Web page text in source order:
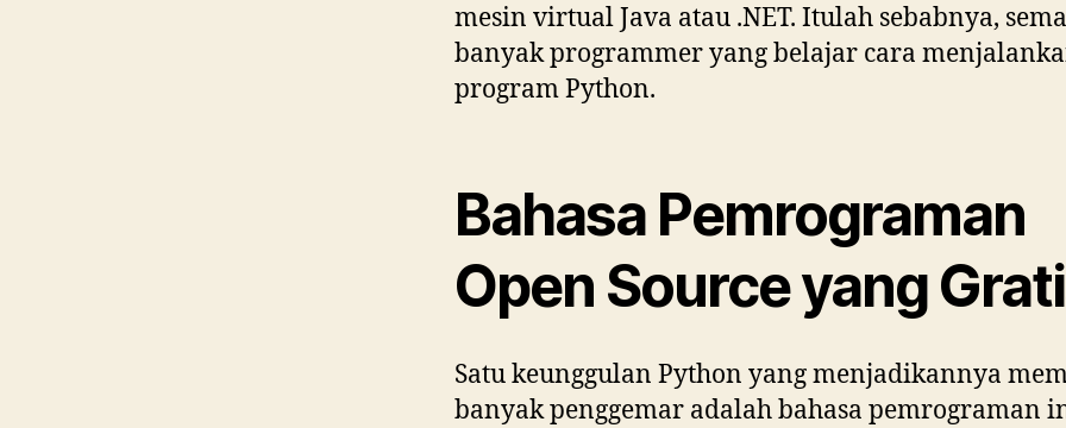
mesin virtual Java atau .NET. Itulah sebabnya,
banyak programmer yang belajar cara
program Python.
Bahasa Pemrograman
Open Source yang
Satu keunggulan Python yang menjadikannya
banyak penggemar adalah bahasa pemrograman